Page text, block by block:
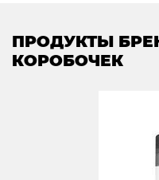
ПРОДУКТЫ
КОРОБОЧЕК